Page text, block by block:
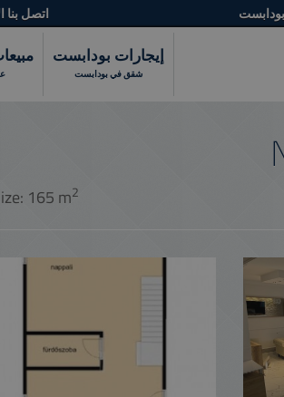
اتصل بنا
إيجارات بودابست
شقق في بودابست
165 m2